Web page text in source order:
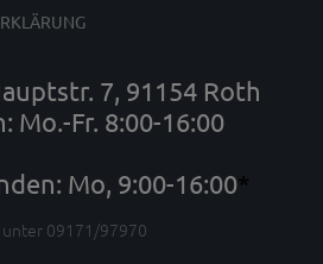
7, 91154 Roth
Mo.-Fr. 8:00-16:00
Mo, 9:00-16:00*
09171/97970